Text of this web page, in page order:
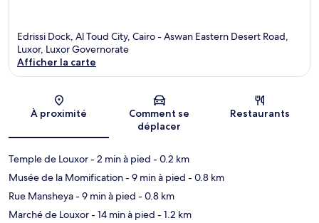
Edrissi Dock, Al Toud City, Cairo - Aswan Eastern Desert Road,
Luxor, Luxor Governorate
Afficher la carte
À proximité
Comment se
déplacer
Restaurants
Temple de Louxor- 2 min à pied - 0.2 km
Musée de la Momification- 9 min à pied - 0.8 km
Rue Mansheya- 9 min à pied - 0.8 km
Marché de Louxor- 14 min à pied - 1.2 km